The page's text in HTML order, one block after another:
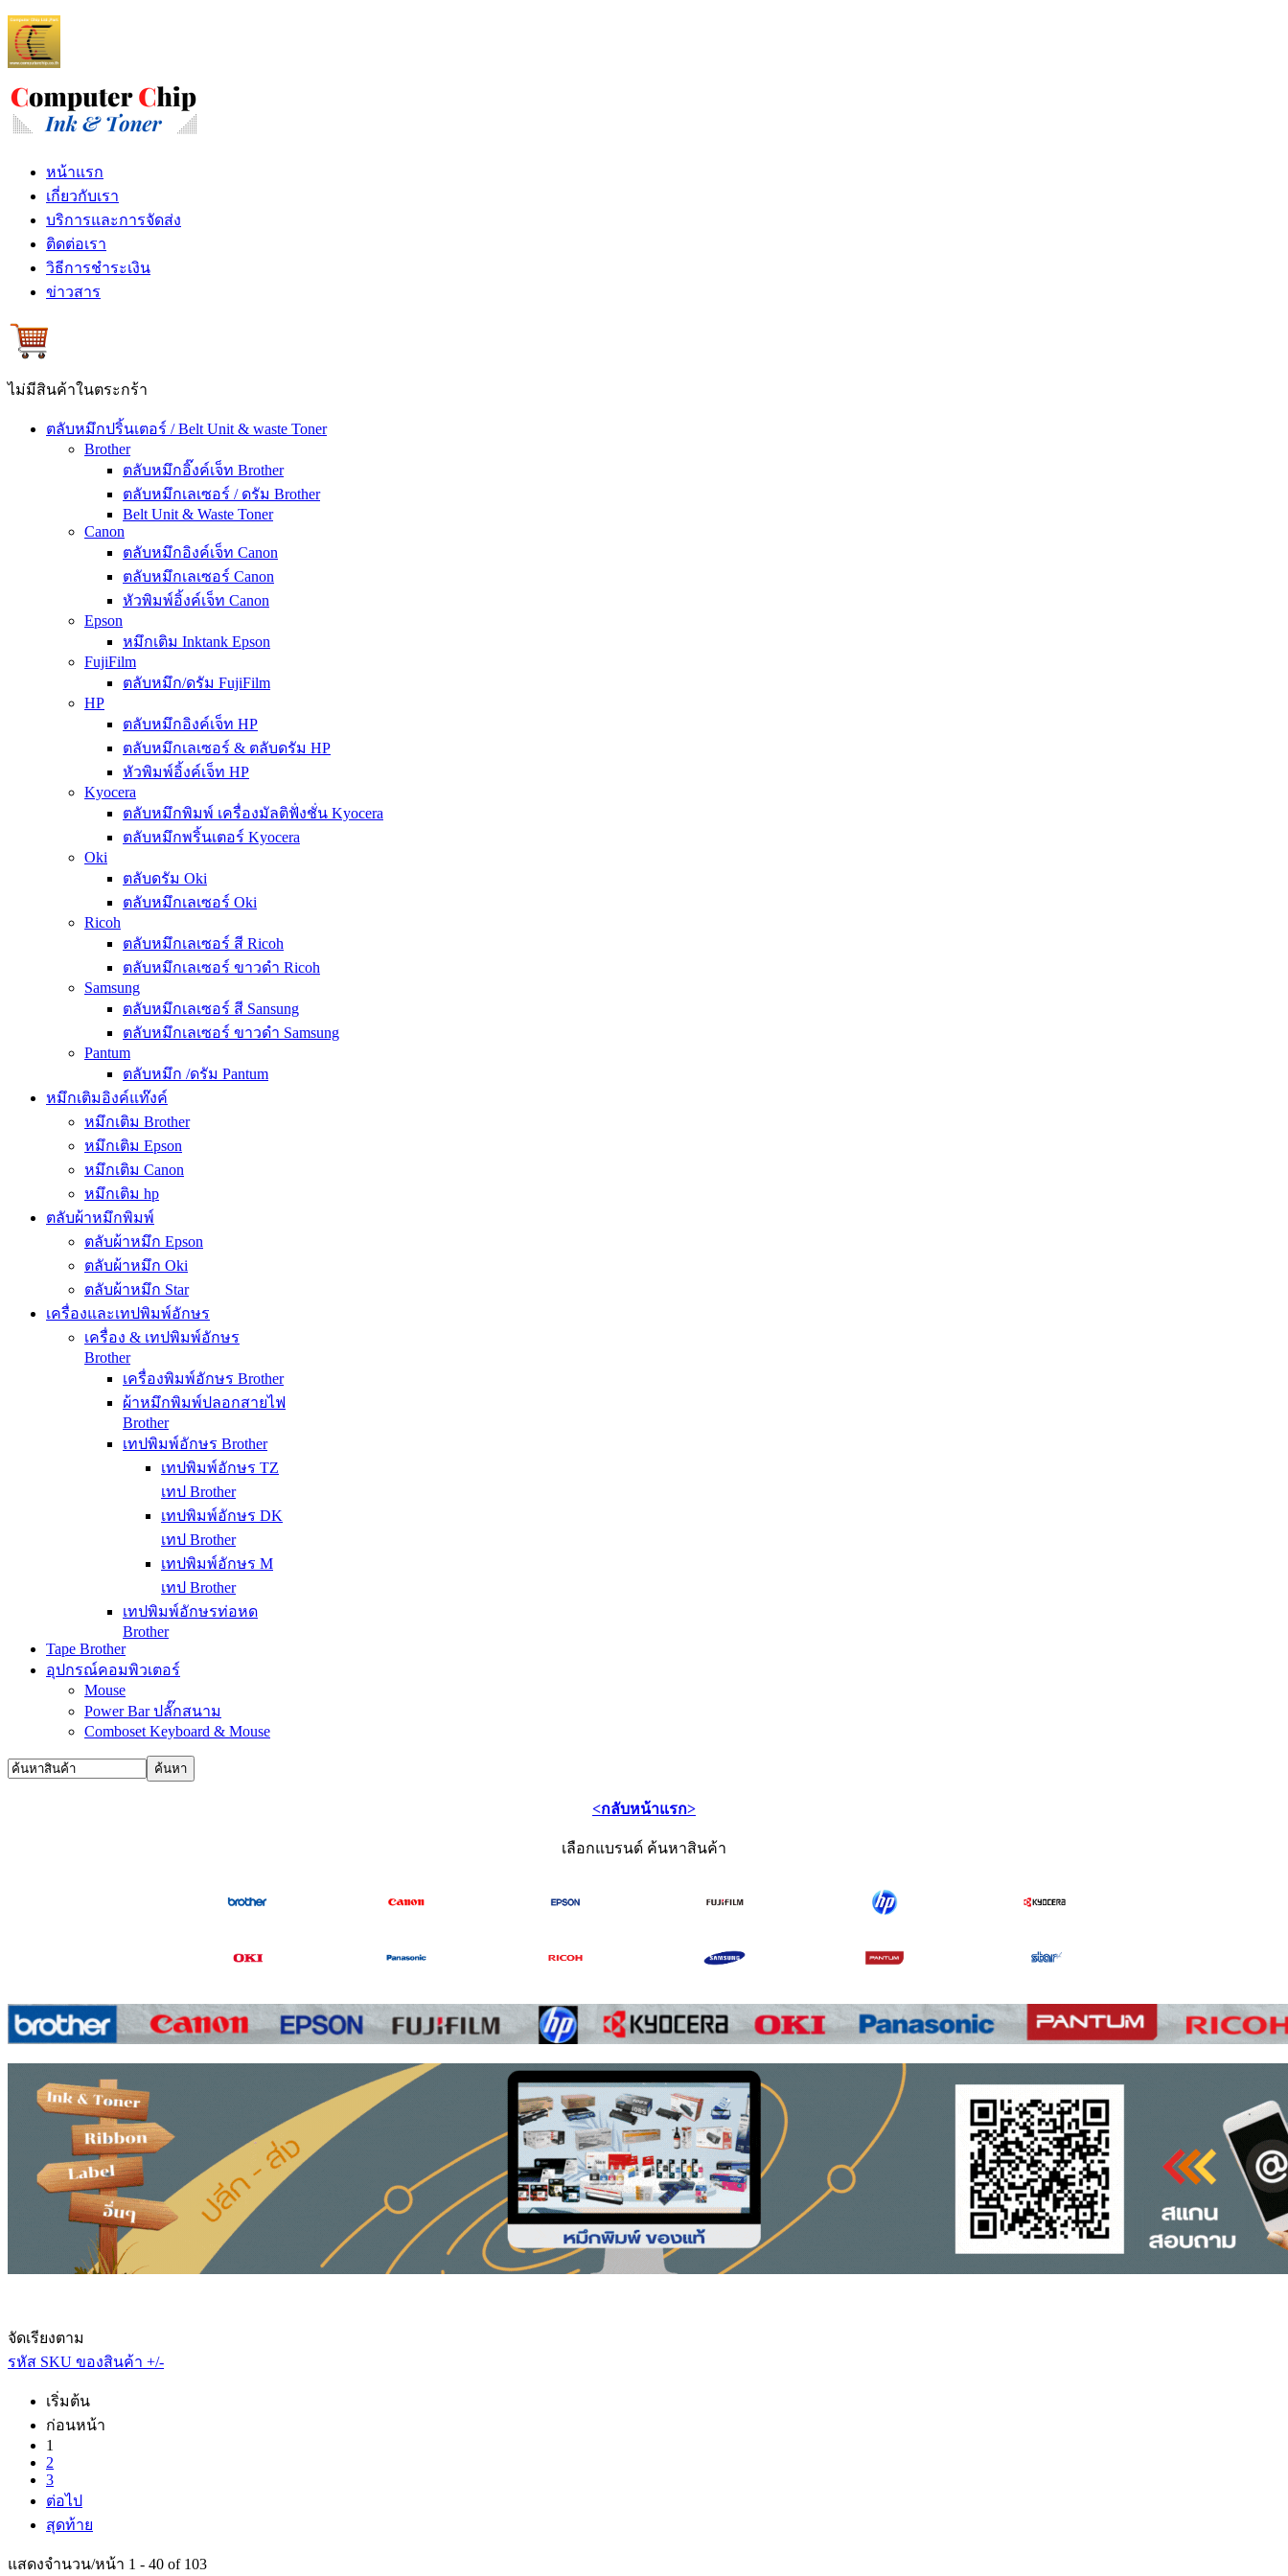
หน้าแรก
เกี่ยวกับเรา
บริการและการจัดส่ง
ติดต่อเรา
วิธีการชำระเงิน
ข่าวสาร
ไม่มีสินค้าในตระกร้า
ตลับหมึกปริ้นเตอร์ / Belt Unit & waste Toner
Brother
ตลับหมึกอิ๊งค์เจ็ท Brother
ตลับหมึกเลเซอร์ / ดรัม Brother
Belt Unit & Waste Toner
Canon
ตลับหมึกอิงค์เจ็ท Canon
ตลับหมึกเลเซอร์ Canon
หัวพิมพ์อิ้งค์เจ็ท Canon
Epson
หมึกเติม Inktank Epson
FujiFilm
ตลับหมึก/ดรัม FujiFilm
HP
ตลับหมึกอิงค์เจ็ท HP
ตลับหมึกเลเซอร์ & ตลับดรัม HP
หัวพิมพ์อิ้งค์เจ็ท HP
Kyocera
ตลับหมึกพิมพ์ เครื่องมัลติฟั่งชั่น Kyocera
ตลับหมึกพริ้นเตอร์ Kyocera
Oki
ตลับดรัม Oki
ตลับหมึกเลเซอร์ Oki
Ricoh
ตลับหมึกเลเซอร์ สี Ricoh
ตลับหมึกเลเซอร์ ขาวดำ Ricoh
Samsung
ตลับหมึกเลเซอร์ สี Sansung
ตลับหมึกเลเซอร์ ขาวดำ Samsung
Pantum
ตลับหมึก /ดรัม Pantum
หมึกเติมอิงค์แท๊งค์
หมึกเติม Brother
หมึกเติม Epson
หมึกเติม Canon
หมึกเติม hp
ตลับผ้าหมึกพิมพ์
ตลับผ้าหมึก Epson
ตลับผ้าหมึก Oki
ตลับผ้าหมึก Star
เครื่องและเทปพิมพ์อักษร
เครื่อง & เทปพิมพ์อักษร
Brother
เครื่องพิมพ์อักษร Brother
ผ้าหมึกพิมพ์ปลอกสายไฟ
Brother
เทปพิมพ์อักษร Brother
เทปพิมพ์อักษร TZ
เทป Brother
เทปพิมพ์อักษร DK
เทป Brother
เทปพิมพ์อักษร M
เทป Brother
เทปพิมพ์อักษรท่อหด
Brother
Tape Brother
อุปกรณ์คอมพิวเตอร์
Mouse
Power Bar ปลั๊กสนาม
Comboset Keyboard & Mouse
<กลับหน้าแรก>
เลือกแบรนด์ ค้นหาสินค้า
จัดเรียงตาม
รหัส SKU ของสินค้า +/-
เริ่มต้น
ก่อนหน้า
1
2
3
ต่อไป
สุดท้าย
แสดงจำนวน/หน้า 1 - 40 of 103